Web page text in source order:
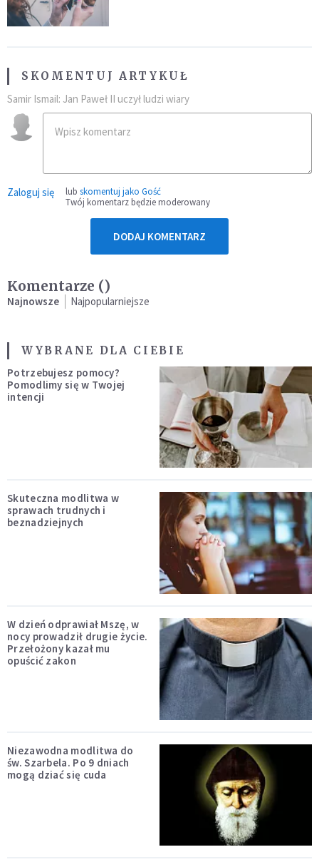
SKOMENTUJ ARTYKUŁ
Samir Ismail: Jan Paweł II uczył ludzi wiary
Zaloguj się lub skomentuj jako Gość
Twój komentarz będzie moderowany
DODAJ KOMENTARZ
Komentarze ()
Najnowsze Najpopularniejsze
WYBRANE DLA CIEBIE
Potrzebujesz pomocy?
Pomodlimy się w Twojej
intencji
Skuteczna modlitwa w
sprawach trudnych i
beznadziejnych
W dzień odprawiał Mszę, w
nocy prowadził drugie życie.
Przełożony kazał mu
opuścić zakon
Niezawodna modlitwa do
św. Szarbela. Po 9 dniach
mogą dziać się cuda